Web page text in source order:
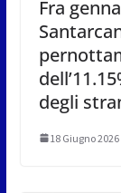
Fra
degli
18 Giugno 2026